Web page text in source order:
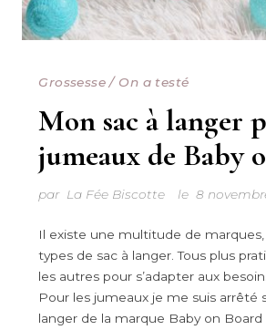
Grossesse / On a testé
Mon sac à langer
jumeaux de Baby
par La Fée Biscotte le 8
Il existe une multitude de
types de sac à langer. Tous plus
les autres pour s’adapter aux
Pour les jumeaux je me suis arrêté
langer de la marque Baby on